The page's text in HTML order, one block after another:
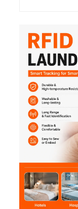
металлга